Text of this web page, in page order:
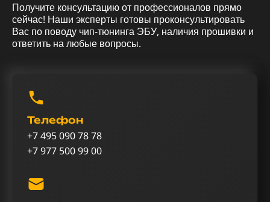
Получите консультацию от профессионалов прямо
сейчас! Наши эксперты готовы проконсультировать
Вас по поводу чип-тюнинга ЭБУ, наличия прошивки и
ответить на любые вопросы.
Телефон
+7 495 090 78 78
+7 977 500 99 00